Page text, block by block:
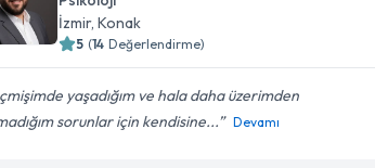
İzmir, Konak
5 (14 Değerlendirme)
yaşadığım ve hala daha üzerimden
sorunlar için kendisine...
Devamı